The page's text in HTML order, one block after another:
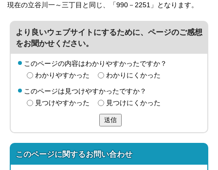
現在の立谷川一～三丁目と同じ、「990－2251」となります。
より良いウェブサイトにするために、ページのご感想
をお聞かせください。
このページの内容はわかりやすかったですか？
わかりやすかった
わかりにくかった
このページは見つけやすかったですか？
見つけやすかった
見つけにくかった
送信
このページに関するお問い合わせ